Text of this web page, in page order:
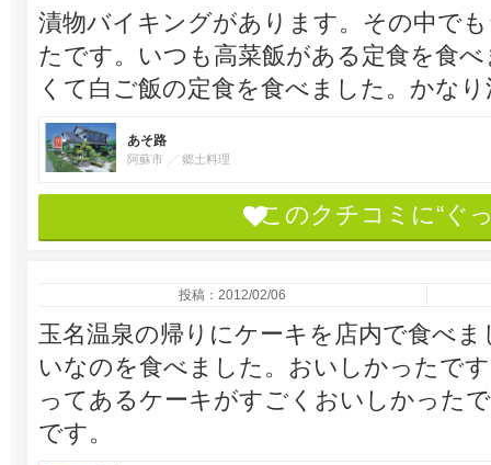
漬物バイキングがあります。その中で
たです。いつも高菜飯がある定食を食
くて白ご飯の定食を食べました。かな
あそ路
阿蘇市 郷土料理
このクチコミに“ぐ
投稿：2012/02/06
玉名温泉の帰りにケーキを店内で食べ
いなのを食べました。おいしかったで
ってあるケーキがすごくおいしかった
です。